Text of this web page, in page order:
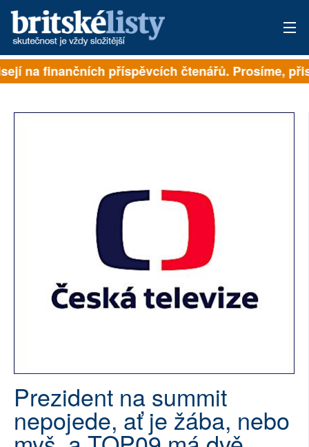
PŘIHLÁSIT
NEJČTENĚJŠÍ ZA 7 DNÍ
PŘÍSPĚVKY NA PROVOZ
PLNÁ VERZE STRÁNEK
na finančních příspěvcích čtenářů. Prosíme,
Prezident na summit
nepojede, ať je žába, nebo